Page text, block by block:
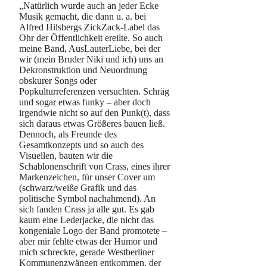
„Natürlich wurde auch an jeder Ecke
Musik gemacht, die dann u. a. bei
Alfred Hilsbergs ZickZack-Label das
Ohr der Öffentlichkeit ereilte. So auch
meine Band, AusLauterLiebe, bei der
wir (mein Bruder Niki und ich) uns an
Dekronstruktion und Neuordnung
obskurer Songs oder
Popkulturreferenzen versuchten. Schräg
und sogar etwas funky – aber doch
irgendwie nicht so auf den Punk(t), dass
sich daraus etwas Größeres bauen ließ.
Dennoch, als Freunde des
Gesamtkonzepts und so auch des
Visuellen, bauten wir die
Schablonenschrift von Crass, eines ihrer
Markenzeichen, für unser Cover um
(schwarz/weiße Grafik und das
politische Symbol nachahmend). An
sich fanden Crass ja alle gut. Es gab
kaum eine Lederjacke, die nicht das
kongeniale Logo der Band promotete –
aber mir fehlte etwas der Humor und
mich schreckte, gerade Westberliner
Kommunenzwängen entkommen, der